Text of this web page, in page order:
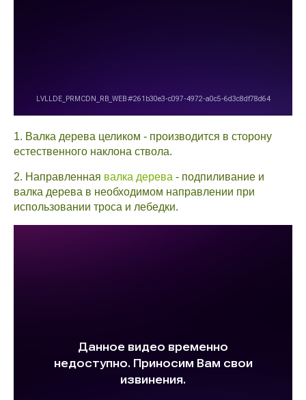
1. Валка дерева целиком - производится в сторону
естественного наклона ствола.
2. Направленная валка дерева - подпиливание и
валка дерева в необходимом направлении при
использовании троса и лебедки.